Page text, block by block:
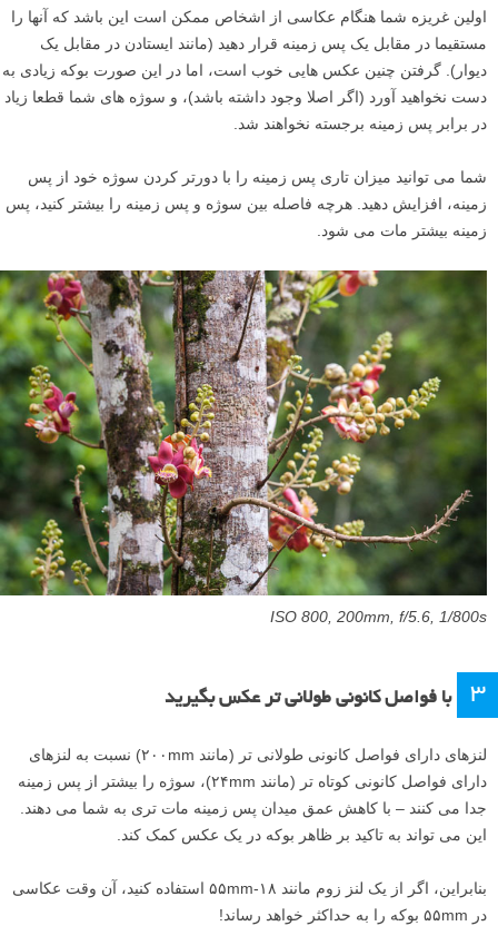
اولین غریزه شما هنگام عکاسی از اشخاص ممکن است این باشد که آنها را
مستقیما در مقابل یک پس زمینه قرار دهید (مانند ایستادن در مقابل یک
دیوار). گرفتن چنین عکس هایی خوب است، اما در این صورت بوکه زیادی به
دست نخواهید آورد (اگر اصلا وجود داشته باشد)، و سوژه های شما قطعا زیاد
در برابر پس زمینه برجسته نخواهند شد.
شما می توانید میزان تاری پس زمینه را با دورتر کردن سوژه خود از پس
زمینه، افزایش دهید. هرچه فاصله بین سوژه و پس زمینه را بیشتر کنید، پس
زمینه بیشتر مات می شود.
ISO 800, 200mm, f/5.6, 1/800s
3 با فواصل کانونی طولانی تر عکس بگیرید
لنزهای دارای فواصل کانونی طولانی تر (مانند ۲۰۰mm) نسبت به لنزهای
دارای فواصل کانونی کوتاه تر (مانند ۲۴mm)، سوژه را بیشتر از پس زمینه
جدا می کنند – با کاهش عمق میدان پس زمینه مات تری به شما می دهند.
این می تواند به تاکید بر ظاهر بوکه در یک عکس کمک کند.
بنابراین، اگر از یک لنز زوم مانند ۱۸-۵۵mm استفاده کنید، آن وقت عکاسی
در ۵۵mm بوکه را به حداکثر خواهد رساند!